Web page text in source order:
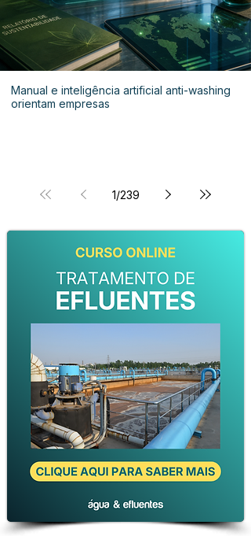
Manual e inteligência artificial anti-washing
orientam empresas
1/239